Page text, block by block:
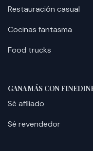
Restauración casual
Cocinas fantasma
Food trucks
GANA MÁS CON
Sé afiliado
Sé revendedor